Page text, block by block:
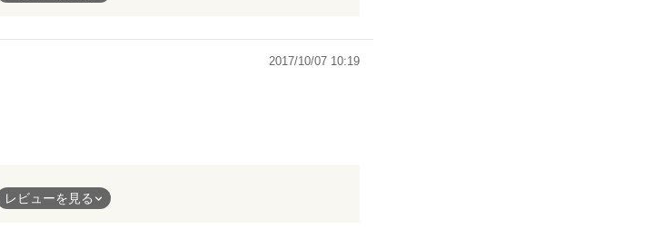
2017/10/07 10:19
入れた。だけど、再会した彼は、昔の面影を残すこと
レビューを見る